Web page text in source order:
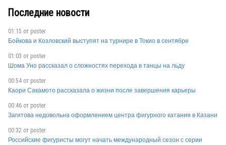
RUS
Последние новости
01:15 от poster
Бойкова и Козловский выступят на турнире в Токио в сентябре
01:03 от poster
Шома Уно рассказал о сложностях перехода в танцы на льду
00:54 от poster
Каори Сакамото рассказала о жизни после завершения карьеры
00:46 от poster
Загитова недовольна оформлением центра фигурного катания в Казани
00:32 от poster
Российские фигуристы могут начать международный сезон с серии